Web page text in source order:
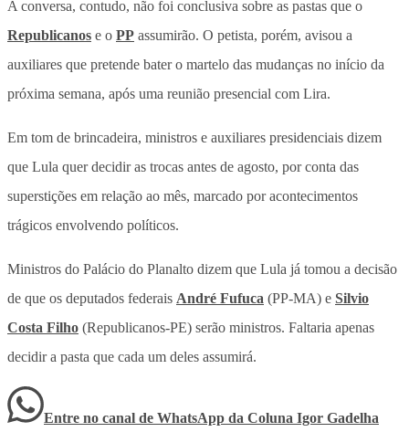
A conversa, contudo, não foi conclusiva sobre as pastas que o
Republicanos e o PP assumirão. O petista, porém, avisou a
auxiliares que pretende bater o martelo das mudanças no início da
próxima semana, após uma reunião presencial com Lira.
Em tom de brincadeira, ministros e auxiliares presidenciais dizem
que Lula quer decidir as trocas antes de agosto, por conta das
superstições em relação ao mês, marcado por acontecimentos
trágicos envolvendo políticos.
Ministros do Palácio do Planalto dizem que Lula já tomou a decisão
de que os deputados federais André Fufuca (PP-MA) e Silvio
Costa Filho (Republicanos-PE) serão ministros. Faltaria apenas
decidir a pasta que cada um deles assumirá.
Entre no canal de WhatsApp da Coluna Igor Gadelha